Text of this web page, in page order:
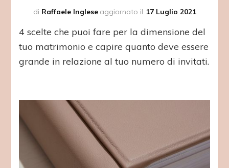
di Raffaele Inglese aggiornato il 17 Luglio 2021
4 scelte che puoi fare per la dimensione del
tuo matrimonio e capire quanto deve essere
grande in relazione al tuo numero di invitati.